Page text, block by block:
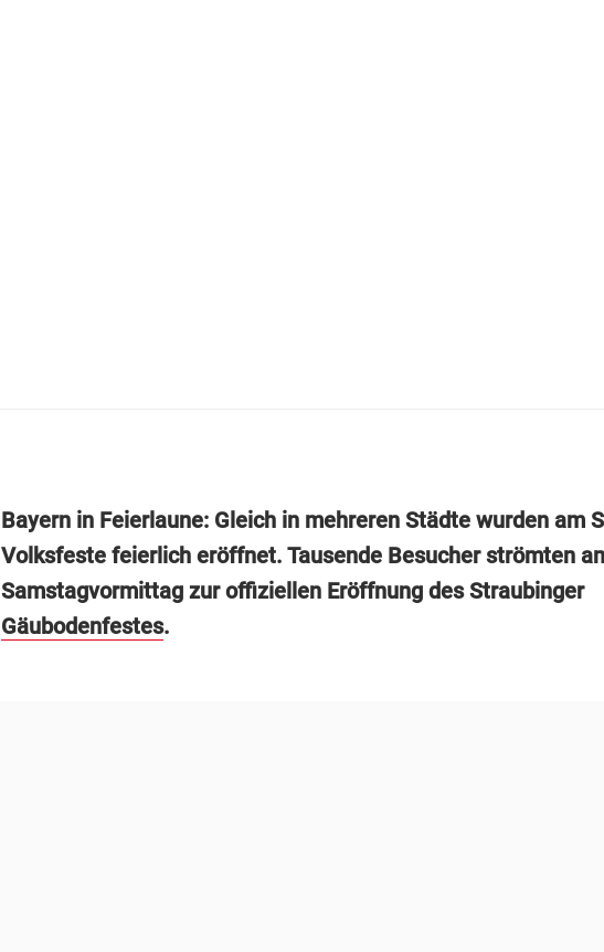
Bayern in Feierlaune: Gleich in mehreren Städte wurden am
Volksfeste feierlich eröffnet. Tausende Besucher strömten
Samstagvormittag zur offiziellen Eröffnung des Straubinger
Gäubodenfestes.